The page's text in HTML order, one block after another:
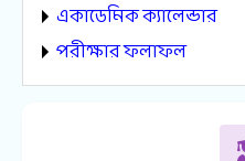
একাডেমিক ক্যালেন্ডার
পরীক্ষার ফলাফল